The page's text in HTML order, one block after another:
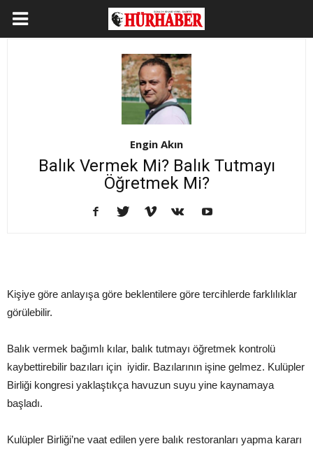
Engin Akın
Balık Vermek Mi? Balık Tutmayı
Öğretmek Mi?
Kişiye göre anlayışa göre beklentilere göre tercihlerde farklılıklar
görülebilir.
Balık vermek bağımlı kılar, balık tutmayı öğretmek kontrolü
kaybettirebilir bazıları için iyidir. Bazılarının işine gelmez. Kulüpler
Birliği kongresi yaklaştıkça havuzun suyu yine kaynamaya
başladı.
Kulüpler Birliği’ne vaat edilen yere balık restoranları yapma kararı